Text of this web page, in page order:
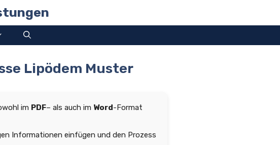
Lipödem Muster
im PDF– als auch im Word-Format
Informationen einfügen und den Prozess